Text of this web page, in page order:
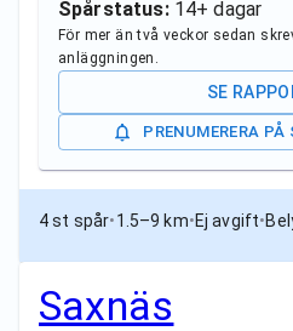
Spårstatus: 14+ dagar
För mer än två veckor sedan
anläggningen.
SE
PRENUMERERA PÅ
4 st spår•1.5–9 km•Ej avgift•
Saxnäs